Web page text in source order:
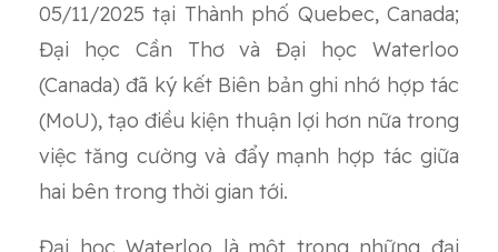
05/11/2025 tại Thành phố Quebec, Canada;
Đại học Cần Thơ và Đại học Waterloo
(Canada) đã ký kết Biên bản ghi nhớ hợp tác
(MoU), tạo điều kiện thuận lợi hơn nữa trong
việc tăng cường và đẩy mạnh hợp tác giữa
hai bên trong thời gian tới.